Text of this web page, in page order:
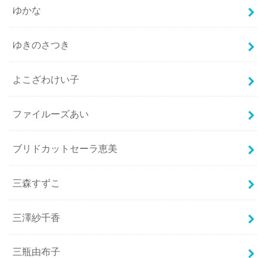
ゆかな
ゆきのさつき
よこざわけい子
ファイルーズあい
ブリドカットセーラ恵美
三森すずこ
三澤紗千香
三瓶由布子